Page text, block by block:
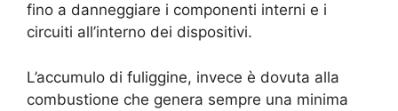
fino a danneggiare i componenti interni e i
circuiti all’interno dei dispositivi.
L’accumulo di fuliggine, invece è dovuta alla
combustione che genera sempre una minima